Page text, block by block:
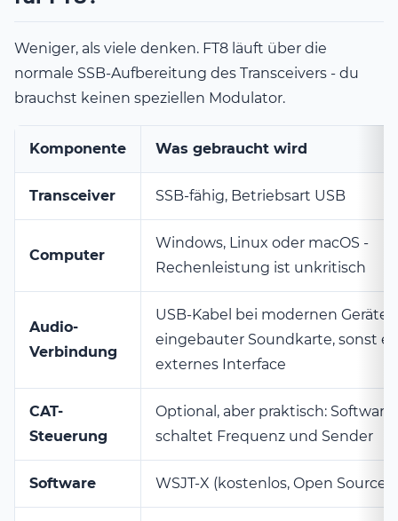
Weniger, als viele denken. FT8 läuft über die
normale SSB-Aufbereitung des Transceivers - du
brauchst keinen speziellen Modulator.
Komponente Was gebraucht wird
Transceiver SSB-fähig, Betriebsart USB
Computer
Windows, Linux oder macOS -
Rechenleistung ist unkritisch
Audio-
Verbindung
USB-Kabel bei modernen
eingebauter Soundkarte, sonst
externes Interface
CAT-
Steuerung
Optional, aber praktisch: Software
schaltet Frequenz und Sender
Software WSJT-X (kostenlos, Open Source,